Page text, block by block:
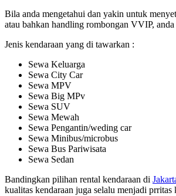
Bila anda mengetahui dan yakin untuk
atau bahkan handling rombongan VVIP,
Jenis kendaraan yang di tawarkan :
Sewa Keluarga
Sewa City Car
Sewa MPV
Sewa Big MPv
Sewa SUV
Sewa Mewah
Sewa Pengantin/weding car
Sewa Minibus/microbus
Sewa Bus Pariwisata
Sewa Sedan
Bandingkan pilihan rental kendaraan di
kualitas kendaraan juga selalu menjadi